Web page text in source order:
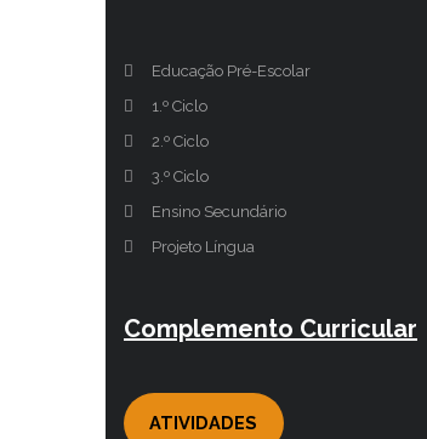
Educação Pré-Escolar
1.º Ciclo
2.º Ciclo
3.º Ciclo
Ensino Secundário
Projeto Língua
Complemento Curricular
ATIVIDADES